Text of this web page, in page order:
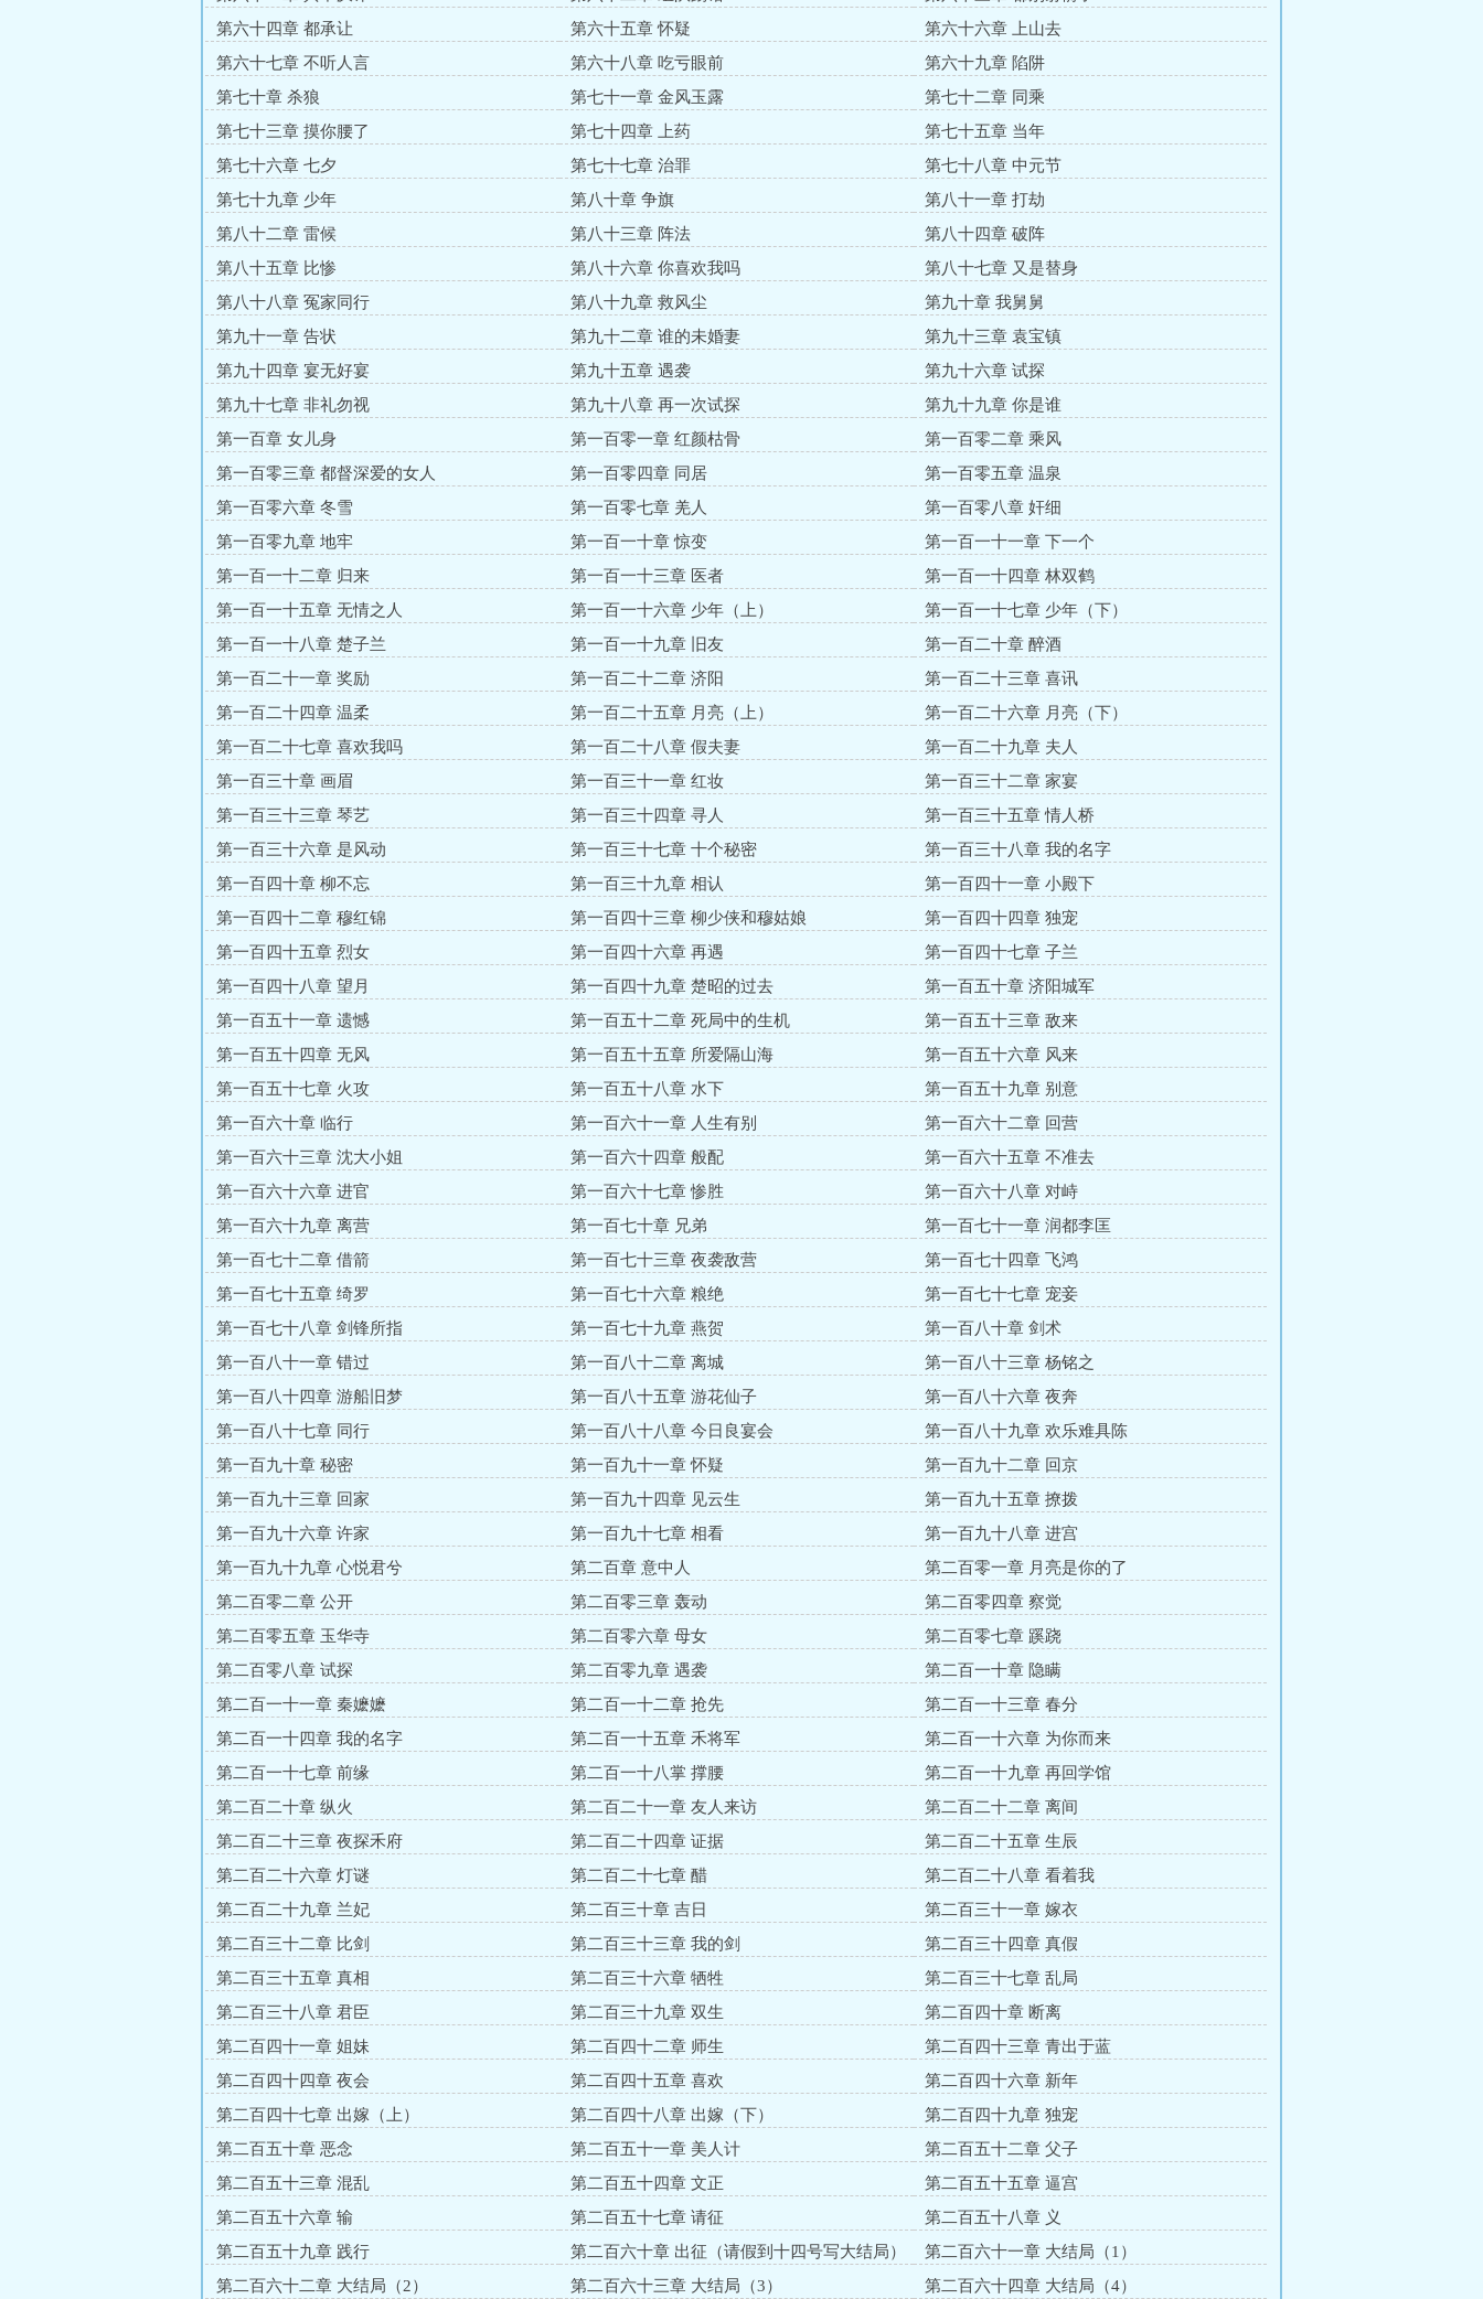
第六十四章 都承让
第六十五章 怀疑
第六十六章 上山去
第六十七章 不听人言
第六十八章 吃亏眼前
第六十九章 陷阱
第七十章 杀狼
第七十一章 金风玉露
第七十二章 同乘
第七十三章 摸你腰了
第七十四章 上药
第七十五章 当年
第七十六章 七夕
第七十七章 治罪
第七十八章 中元节
第七十九章 少年
第八十章 争旗
第八十一章 打劫
第八十二章 雷候
第八十三章 阵法
第八十四章 破阵
第八十五章 比惨
第八十六章 你喜欢我吗
第八十七章 又是替身
第八十八章 冤家同行
第八十九章 救风尘
第九十章 我舅舅
第九十一章 告状
第九十二章 谁的未婚妻
第九十三章 袁宝镇
第九十四章 宴无好宴
第九十五章 遇袭
第九十六章 试探
第九十七章 非礼勿视
第九十八章 再一次试探
第九十九章 你是谁
第一百章 女儿身
第一百零一章 红颜枯骨
第一百零二章 乘风
第一百零三章 都督深爱的女人
第一百零四章 同居
第一百零五章 温泉
第一百零六章 冬雪
第一百零七章 羌人
第一百零八章 奸细
第一百零九章 地牢
第一百一十章 惊变
第一百一十一章 下一个
第一百一十二章 归来
第一百一十三章 医者
第一百一十四章 林双鹤
第一百一十五章 无情之人
第一百一十六章 少年（上）
第一百一十七章 少年（下）
第一百一十八章 楚子兰
第一百一十九章 旧友
第一百二十章 醉酒
第一百二十一章 奖励
第一百二十二章 济阳
第一百二十三章 喜讯
第一百二十四章 温柔
第一百二十五章 月亮（上）
第一百二十六章 月亮（下）
第一百二十七章 喜欢我吗
第一百二十八章 假夫妻
第一百二十九章 夫人
第一百三十章 画眉
第一百三十一章 红妆
第一百三十二章 家宴
第一百三十三章 琴艺
第一百三十四章 寻人
第一百三十五章 情人桥
第一百三十六章 是风动
第一百三十七章 十个秘密
第一百三十八章 我的名字
第一百四十章 柳不忘
第一百三十九章 相认
第一百四十一章 小殿下
第一百四十二章 穆红锦
第一百四十三章 柳少侠和穆姑娘
第一百四十四章 独宠
第一百四十五章 烈女
第一百四十六章 再遇
第一百四十七章 子兰
第一百四十八章 望月
第一百四十九章 楚昭的过去
第一百五十章 济阳城军
第一百五十一章 遗憾
第一百五十二章 死局中的生机
第一百五十三章 敌来
第一百五十四章 无风
第一百五十五章 所爱隔山海
第一百五十六章 风来
第一百五十七章 火攻
第一百五十八章 水下
第一百五十九章 别意
第一百六十章 临行
第一百六十一章 人生有别
第一百六十二章 回营
第一百六十三章 沈大小姐
第一百六十四章 般配
第一百六十五章 不准去
第一百六十六章 进官
第一百六十七章 惨胜
第一百六十八章 对峙
第一百六十九章 离营
第一百七十章 兄弟
第一百七十一章 润都李匡
第一百七十二章 借箭
第一百七十三章 夜袭敌营
第一百七十四章 飞鸿
第一百七十五章 绮罗
第一百七十六章 粮绝
第一百七十七章 宠妾
第一百七十八章 剑锋所指
第一百七十九章 燕贺
第一百八十章 剑术
第一百八十一章 错过
第一百八十二章 离城
第一百八十三章 杨铭之
第一百八十四章 游船旧梦
第一百八十五章 游花仙子
第一百八十六章 夜奔
第一百八十七章 同行
第一百八十八章 今日良宴会
第一百八十九章 欢乐难具陈
第一百九十章 秘密
第一百九十一章 怀疑
第一百九十二章 回京
第一百九十三章 回家
第一百九十四章 见云生
第一百九十五章 撩拨
第一百九十六章 许家
第一百九十七章 相看
第一百九十八章 进宫
第一百九十九章 心悦君兮
第二百章 意中人
第二百零一章 月亮是你的了
第二百零二章 公开
第二百零三章 轰动
第二百零四章 察觉
第二百零五章 玉华寺
第二百零六章 母女
第二百零七章 蹊跷
第二百零八章 试探
第二百零九章 遇袭
第二百一十章 隐瞒
第二百一十一章 秦嬷嬷
第二百一十二章 抢先
第二百一十三章 春分
第二百一十四章 我的名字
第二百一十五章 禾将军
第二百一十六章 为你而来
第二百一十七章 前缘
第二百一十八掌 撑腰
第二百一十九章 再回学馆
第二百二十章 纵火
第二百二十一章 友人来访
第二百二十二章 离间
第二百二十三章 夜探禾府
第二百二十四章 证据
第二百二十五章 生辰
第二百二十六章 灯谜
第二百二十七章 醋
第二百二十八章 看着我
第二百二十九章 兰妃
第二百三十章 吉日
第二百三十一章 嫁衣
第二百三十二章 比剑
第二百三十三章 我的剑
第二百三十四章 真假
第二百三十五章 真相
第二百三十六章 牺牲
第二百三十七章 乱局
第二百三十八章 君臣
第二百三十九章 双生
第二百四十章 断离
第二百四十一章 姐妹
第二百四十二章 师生
第二百四十三章 青出于蓝
第二百四十四章 夜会
第二百四十五章 喜欢
第二百四十六章 新年
第二百四十七章 出嫁（上）
第二百四十八章 出嫁（下）
第二百四十九章 独宠
第二百五十章 恶念
第二百五十一章 美人计
第二百五十二章 父子
第二百五十三章 混乱
第二百五十四章 文正
第二百五十五章 逼宫
第二百五十六章 输
第二百五十七章 请征
第二百五十八章 义
第二百五十九章 践行
第二百六十章 出征（请假到十四号写大结局）
第二百六十一章 大结局（1）
第二百六十二章 大结局（2）
第二百六十三章 大结局（3） 第二百六十四章 大结局（4）